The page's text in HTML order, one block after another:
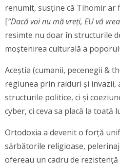
renumit, susține că Tihomir ar
[“Dacă voi nu mă vreți, EU vă
resimte nu doar în structurile
moștenirea culturală a
Aceștia (cumanii, pecenegii &
regiunea prin raiduri și invazii,
structurile politice, ci și
cyber, ci ceva sa placă la toată
Ortodoxia a devenit o forță
sărbătorile religioase,
ofereau un cadru de